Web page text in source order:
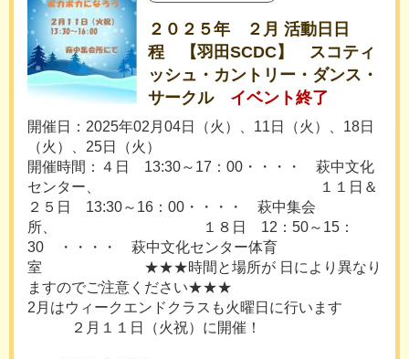
２０２５年 ２月 活動日日
程 【羽田SCDC】 スコティ
ッシュ・カントリー・ダンス・
サークル
イベント終了
開催日：2025年02月04日（火）、11日（火）、18日
（火）、25日（火）
開催時間：４日 13:30～17：00・・・・ 萩中文化
センター、 １１日＆
２５日 13:30～16：00・・・・ 萩中集会
所、 １８日 12：50～15：
30 ・・・・ 萩中文化センター体育
室 ★★★時間と場所が 日により異なり
ますのでご注意ください★★★
2月はウィークエンドクラスも火曜日に行います
２月１１日（火祝）に開催！